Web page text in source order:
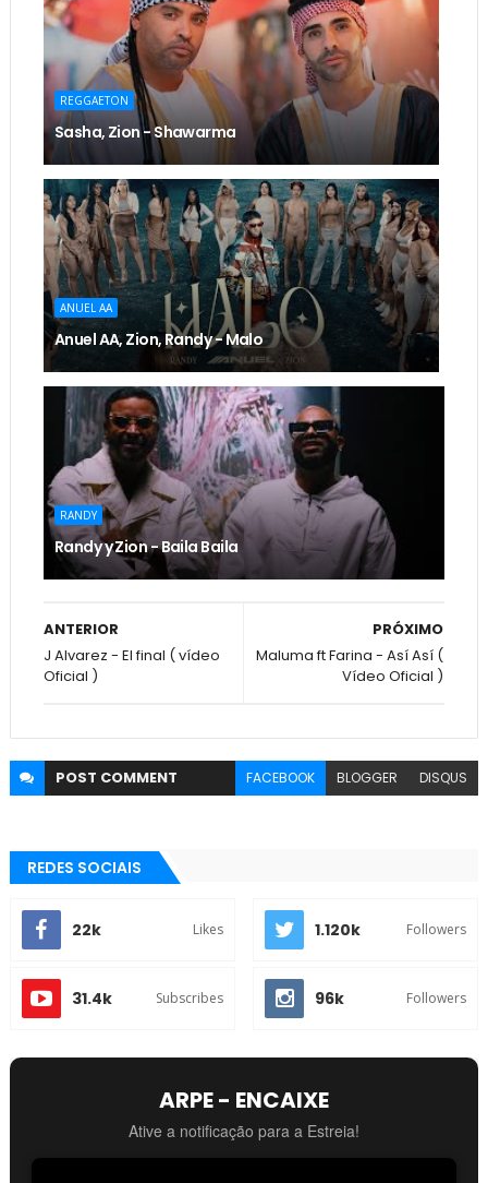
REGGAETON
Sasha, Zion - Shawarma
ANUEL AA
Anuel AA, Zion, Randy - Malo
RANDY
Randy y Zion - Baila Baila
PRÓXIMO
Maluma ft Farina - Así Así (
Vídeo Oficial )
ANTERIOR
J Alvarez - El final ( vídeo
Oficial )
POST COMMENT FACEBOOK BLOGGER DISQUS
REDES SOCIAIS
22k Likes 1.120k Followers
31.4k Subscribes 96k Followers
ARPE - ENCAIXE
Ative a notificação para a Estreia!